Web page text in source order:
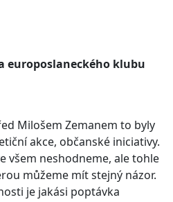
europoslaneckého klubu
Milošem Zemanem to byly
akce, občanské iniciativy.
všem neshodneme, ale tohle
můžeme mít stejný názor.
je jakási poptávka